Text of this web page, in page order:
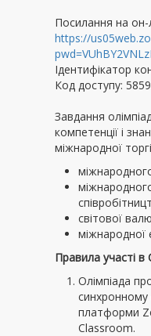
Посилання на он-
https://
Ідентифікатор
Код доступу:
Завдання
компетенції і
міжнародної
світової
міжнародної
Правила участі в
Олімпіада
платформи
Classroom.